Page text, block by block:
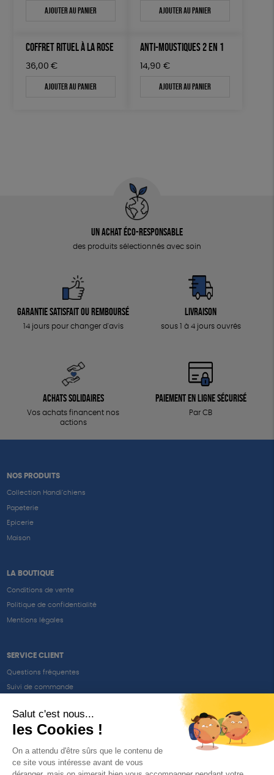
Ajouter au panier Ajouter au panier
COFFRET RITUEL À LA ROSE
36,00 €
Ajouter au panier
ANTI-MOUSTIQUES 2 EN 1
14,90 €
Ajouter au panier
Un achat éco-responsable
des produits sélectionnés avec soin
Garantie satisfait ou remboursé
14 jours pour changer d'avis
Livraison
sous 1 à 4 jours ouvrés
Achats solidaires
Vos achats financent nos
actions
Paiement en ligne sécurisé
Par CB
NOS PRODUITS
Collection Handi’chiens
Papeterie
Epicerie
Maison
LA BOUTIQUE
Conditions de vente
Politique de confidentialité
Mentions légales
SERVICE CLIENT
Questions fréquentes
Suivi de commande
Renvoyer des articles
SUIVEZ-NOUS